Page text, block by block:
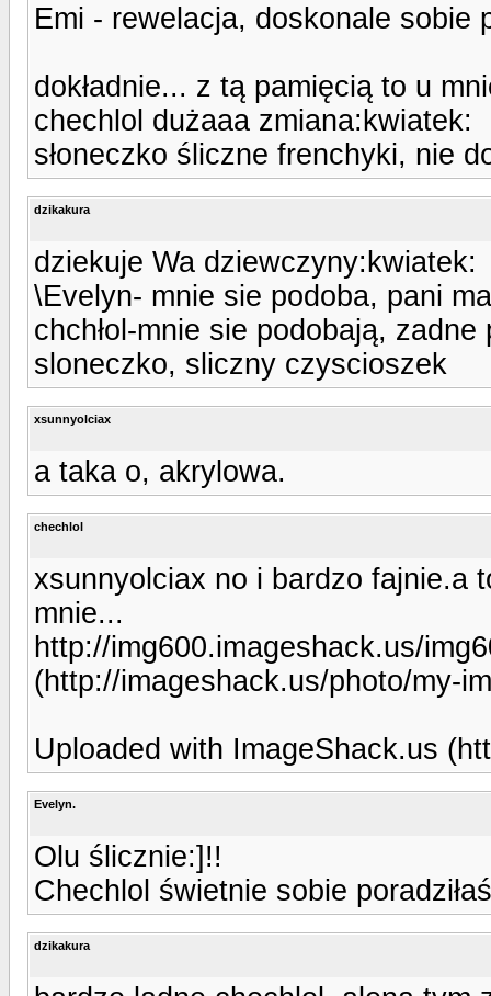
Emi - rewelacja, doskonale sobie
dokładnie... z tą pamięcią to u
chechlol dużaaa zmiana:kwiatek:
słoneczko śliczne frenchyki, nie
dzikakura
dziekuje Wa dziewczyny:kwiatek:
\Evelyn- mnie sie podoba, pani
chchłol-mnie sie podobają,
sloneczko, sliczny czyscioszek
xsunnyolciax
a taka o, akrylowa.
chechlol
xsunnyolciax no i bardzo fajnie.a
mnie...
http://img600.imageshack.us/
(http://imageshack.us/photo/my-
Uploaded with ImageShack.us
Evelyn.
Olu ślicznie:]!!
Chechlol świetnie sobie
dzikakura